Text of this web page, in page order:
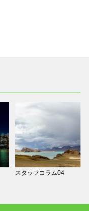
スタッフコラム04